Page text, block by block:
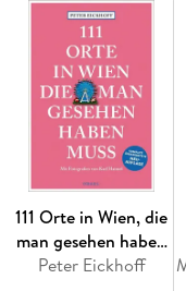
111 Orte in Wien, die
man gesehen haben
muss
Peter Eickhoff